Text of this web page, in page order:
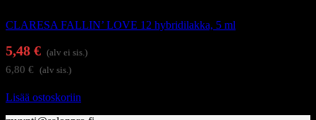
CLARESA FALLIN’ LOVE 12 hybridilakka, 5 ml
5,48 € (alv ei sis.)
6,80 € (alv sis.)
Lisää ostoskoriin